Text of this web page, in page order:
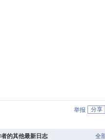
分享
举报
全
的其他最新日志